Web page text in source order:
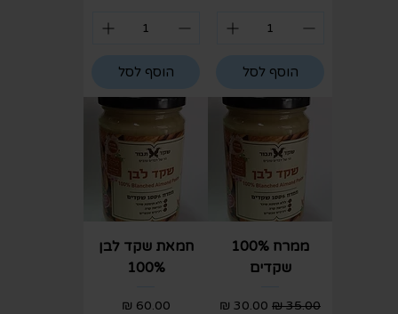
הוסף לסל הוסף לסל
ממרח 100%
שקדים
מחיר רגיל מחיר מבצע
חמאת שקד לבן
100%
מחיר